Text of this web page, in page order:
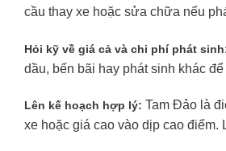
cầu thay xe hoặc sửa chữa nếu
Hỏi kỹ về giá cả và chi phí phát
dầu, bến bãi hay phát sinh khác
Lên kế hoạch hợp lý: Tam Đảo là
xe hoặc giá cao vào dịp cao